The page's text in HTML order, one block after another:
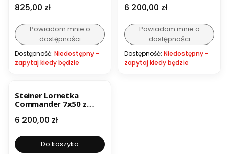
Cena
825,00 zł
Powiadom mnie o
dostępności
Dostępność: Niedostępny -
zapytaj kiedy będzie
Cena
6 200,00 zł
Powiadom mnie o
dostępności
Dostępność: Niedostępny -
zapytaj kiedy będzie
Steiner Lornetka
Commander 7x50 z
Cena
6 200,00 zł
Do koszyka